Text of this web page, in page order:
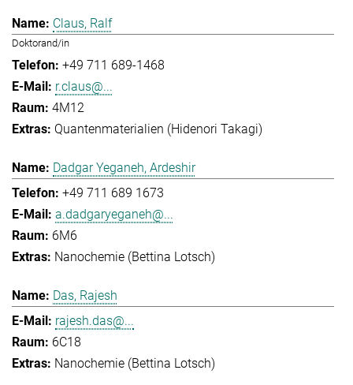
Claus, Ralf
Doktorand/in
+49 711 689-1468
r.claus@...
4M12
Quantenmaterialien (Hidenori Takagi)
Dadgar Yeganeh, Ardeshir
+49 711 689 1673
a.dadgaryeganeh@...
6M6
Nanochemie (Bettina Lotsch)
Das, Rajesh
rajesh.das@...
6C18
Nanochemie (Bettina Lotsch)